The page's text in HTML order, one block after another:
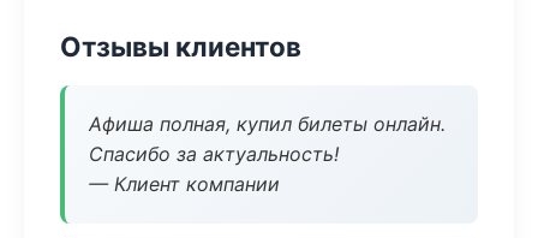
Отзывы клиентов
Афиша полная, купил билеты онлайн.
Спасибо за актуальность!
— Клиент компании